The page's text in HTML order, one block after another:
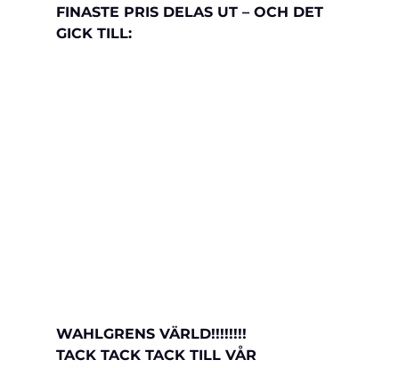
FINASTE PRIS DELAS UT – OCH DET
GICK TILL:
WAHLGRENS VÄRLD!!!!!!!!
TACK TACK TACK TILL VÅR